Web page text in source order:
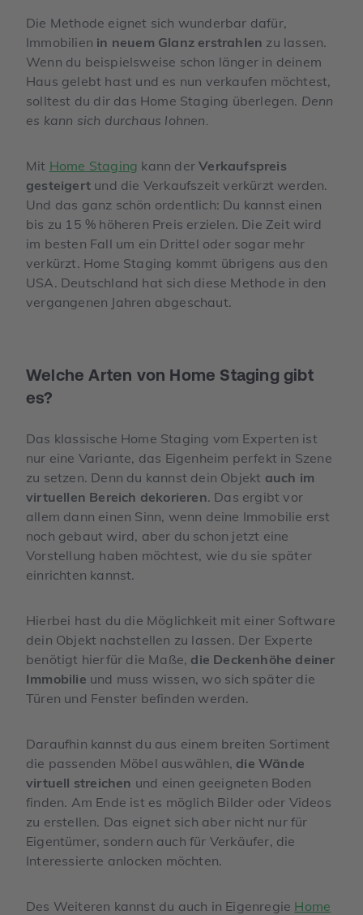
Die Methode eignet sich wunderbar dafür,
Immobilien in neuem Glanz erstrahlen zu lassen.
Wenn du beispielsweise schon länger in deinem
Haus gelebt hast und es nun verkaufen möchtest,
solltest du dir das Home Staging überlegen. Denn
es kann sich durchaus lohnen.
Mit Home Staging kann derVerkaufspreis
gesteigert und die Verkaufszeit verkürzt werden.
Und das ganz schön ordentlich: Du kannst einen
bis zu 15 % höheren Preis erzielen. Die Zeit wird
im besten Fall um ein Drittel oder sogar mehr
verkürzt. Home Staging kommt übrigens aus den
USA. Deutschland hat sich diese Methode in den
vergangenen Jahren abgeschaut.
Welche Arten von Home Staging gibt
es?
Das klassische Home Staging vom Experten ist
nur eine Variante, das Eigenheim perfekt in Szene
zu setzen. Denn du kannst dein Objekt auch im
virtuellen Bereich dekorieren. Das ergibt vor
allem dann einen Sinn, wenn deine Immobilie erst
noch gebaut wird, aber du schon jetzt eine
Vorstellung haben möchtest, wie du sie später
einrichten kannst.
Hierbei hast du die Möglichkeit mit einer Software
dein Objekt nachstellen zu lassen. Der Experte
benötigt hierfür die Maße, die Deckenhöhe deiner
Immobilie und muss wissen, wo sich später die
Türen und Fenster befinden werden.
Daraufhin kannst du aus einem breiten Sortiment
die passenden Möbel auswählen, die Wände
virtuell streichen und einen geeigneten Boden
finden. Am Ende ist es möglich Bilder oder Videos
zu erstellen. Das eignet sich aber nicht nur für
Eigentümer, sondern auch für Verkäufer, die
Interessierte anlocken möchten.
Des Weiteren kannst du auch in Eigenregie Home